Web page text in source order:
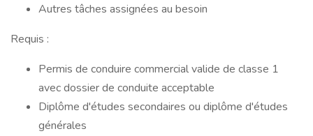
Autres tâches assignées au besoin
Requis :
Permis de conduire commercial valide de classe 1
avec dossier de conduite acceptable
Diplôme d'études secondaires ou diplôme d'études
générales